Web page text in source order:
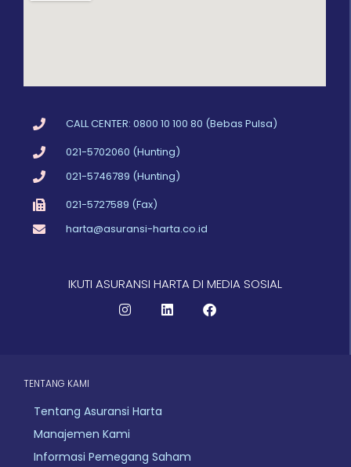
CALL CENTER: 0800 10 100 80 (Bebas Pulsa)
021-5702060 (Hunting)
021-5746789 (Hunting)
021-5727589 (Fax)
harta@asuransi-harta.co.id
IKUTI ASURANSI HARTA DI MEDIA SOSIAL
InstagramLinkedinFacebook
TENTANG KAMI
Tentang Asuransi Harta
Manajemen Kami
Informasi Pemegang Saham